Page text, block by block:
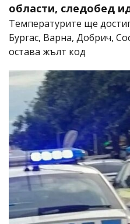
области, следобед
Температурите ще
Бургас, Варна, Добрич,
остава жълт код